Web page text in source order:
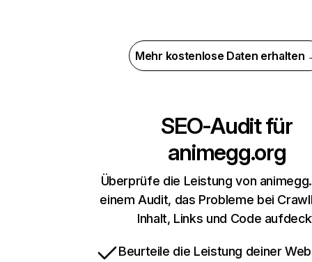
Mehr kostenlose Daten erhalten
SEO-Audit für
animegg.org
Überprüfe die Leistung von
einem Audit, das Probleme bei
Inhalt, Links und Code
Beurteile die Leistung deiner